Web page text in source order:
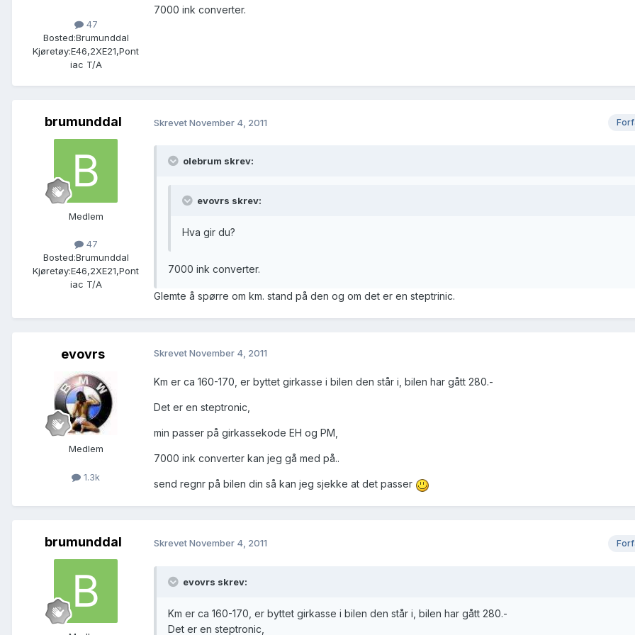
47
Bosted:Brumunddal
Kjøretøy:E46,2XE21,Pont
iac T/A
7000 ink converter.
brumunddal
Medlem
47
Bosted:Brumunddal
Kjøretøy:E46,2XE21,Pont
iac T/A
SkrevetNovember 4, 2011
olebrum skrev:
evovrs skrev:
Hva gir du?
7000 ink converter.
Glemte å spørre om km. stand på den og om det er en steptrinic.
evovrs
Medlem
1.3k
SkrevetNovember 4, 2011
Km er ca 160-170, er byttet girkasse i bilen den står i, bilen har gått 280.-
Det er en steptronic,
min passer på girkassekode EH og PM,
7000 ink converter kan jeg gå med på..
send regnr på bilen din så kan jeg sjekke at det passer
brumunddal SkrevetNovember 4, 2011
evovrs skrev:
Km er ca 160-170, er byttet girkasse i bilen den står i, bilen har gått 280.-
Det er en steptronic,